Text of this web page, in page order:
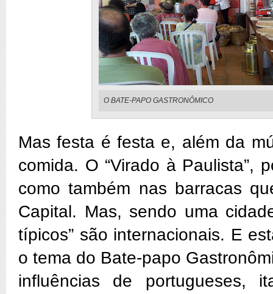
O BATE-PAPO GASTRONÔMICO
Mas festa é festa e, além da
comida. O “Virado à Paulista”,
como também nas barracas
Capital. Mas, sendo uma
típicos” são internacionais. E
o tema do Bate-papo
influências de portugueses,